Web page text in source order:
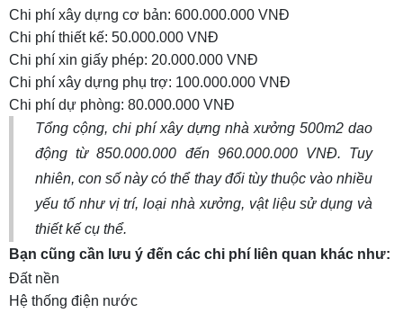
6.1 Thuê nhà xưởng
6.2 Tự xây nhà xưởng
7. Lời khuyên để tiết kiệm chi phí xây nhà
xưởng 500m2
Chi phí xây dựng cơ bản: 600.000.000 VNĐ
Chi phí thiết kế: 50.000.000 VNĐ
Chi phí xin giấy phép: 20.000.000 VNĐ
Chi phí xây dựng phụ trợ: 100.000.000 VNĐ
Chi phí dự phòng: 80.000.000 VNĐ
Tổng cộng, chi phí xây dựng nhà xưởng 500m2 dao
động từ 850.000.000 đến 960.000.000 VNĐ. Tuy
nhiên, con số này có thể thay đổi tùy thuộc vào nhiều
yếu tố như vị trí, loại nhà xưởng, vật liệu sử dụng và
thiết kế cụ thể.
Bạn cũng cần lưu ý đến các chi phí liên quan khác như:
Đất nền
Hệ thống điện nước